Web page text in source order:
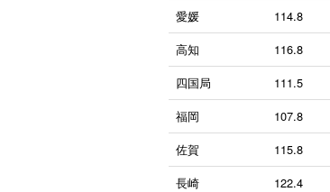
愛媛
114.8
高知
116.8
四国局
111.5
福岡
107.8
佐賀
115.8
長崎
122.4